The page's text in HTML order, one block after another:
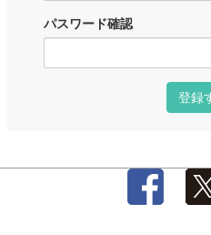
パスワード確認